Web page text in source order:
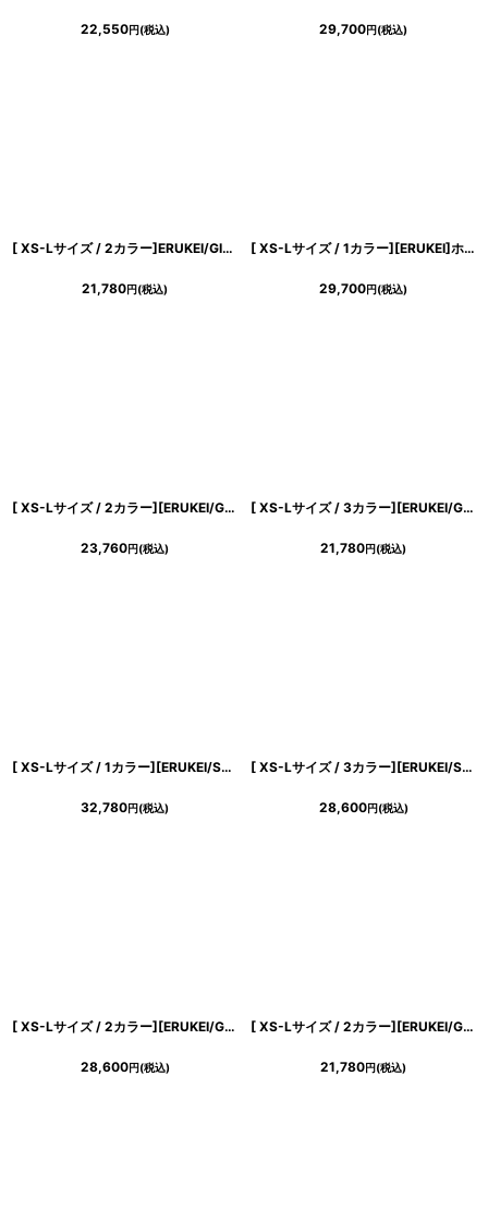
22,550円(税込) 29,700円(税込)
[ XS-Lサイズ / 2カラー]ERUKEI/GINZA COUTURE]フリンジジャガード・ラインストーン・パール・半袖・フリル・Aライン・ミニドレス・ワンピース[送料無料]
21,780円(税込)
[ XS-Lサイズ / 1カラー][ERUKEI]ホワイト・ジャケットライク・テーラード・プリーツ・ノースリーブ・Aライン・ミディアムドレス・ワンピース[黒木麗奈着用][送料無料]
29,700円(税込)
[ XS-Lサイズ / 2カラー][ERUKEI/GINZA COUTURE]シフォン・プリント・フリル・長袖・ボレロ[送料無料]
23,760円(税込)
[ XS-Lサイズ / 3カラー][ERUKEI/GINZA COUTURE]ツイード・フリンジ・ノースリーブ・ビジューボタン・ポケット・Aライン・ミニドレス・ワンピース[送料無料]
21,780円(税込)
[ XS-Lサイズ / 1カラー][ERUKEI/SETTAN]花柄・総レース・オフショルダー・Aライン・フレア・ミディアムドレス・ワンピース[送料無料]
32,780円(税込)
[ XS-Lサイズ / 3カラー][ERUKEI/SETTAN]ラインストーン・プチハイネック・ノースリーブ・ポケット・フレア・Aライン・ミニドレス・ワンピース[送料無料]
28,600円(税込)
[ XS-Lサイズ / 2カラー][ERUKEI/GINZA COUTURE]シンプル・リボン・ラインストーン・タイト・マーメイド・ミディアムドレス・ワンピース[送料無料]
28,600円(税込)
[ XS-Lサイズ / 2カラー][ERUKEI/GINZA COUTURE]シンプル・スパンコール・無地・フリル・半袖・Aライン・ミニドレス・ワンピース[送料無料]
21,780円(税込)